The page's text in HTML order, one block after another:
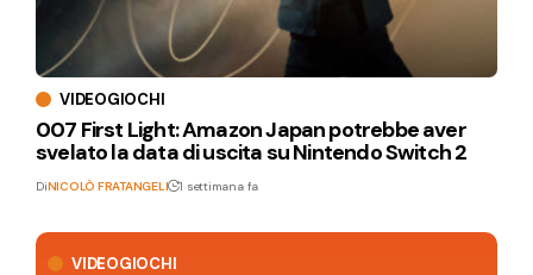
VIDEOGIOCHI
VIDEOGIOCHI
007 First Light: Amazon Japan potrebbe aver
svelato la data di uscita su Nintendo Switch 2
DiNICOLÒ FRATANGELI 1 settimana fa